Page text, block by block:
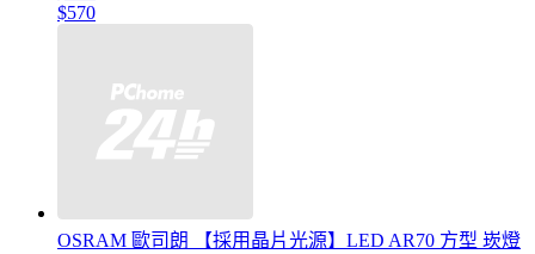
$570
OSRAM 歐司朗 【採用晶片光源】LED AR70 方型 崁燈